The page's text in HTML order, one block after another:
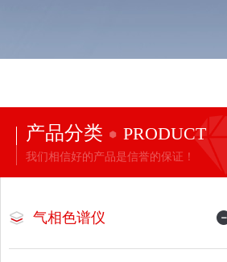
产品分类 PRODUCT
我们相信好的产品是信誉的保证！
气相色谱仪